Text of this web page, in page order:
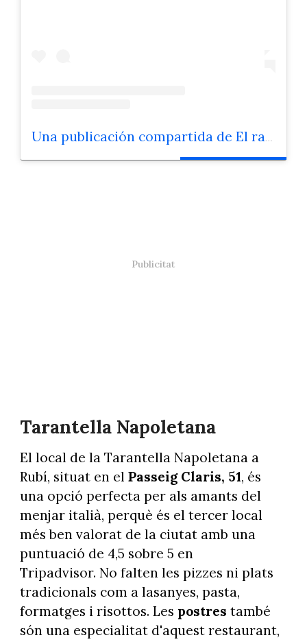
Una publicación compartida de El raco de la sidra (@elracodelasidra)
Tarantella Napoletana
El local de la Tarantella Napoletana a
Rubí, situat en el Passeig Claris, 51, és
una opció perfecta per als amants del
menjar italià, perquè és el tercer local
més ben valorat de la ciutat amb una
puntuació de 4,5 sobre 5 en
Tripadvisor. No falten les pizzes ni plats
tradicionals com a lasanyes, pasta,
formatges i risottos. Les postres també
són una especialitat d'aquest restaurant,